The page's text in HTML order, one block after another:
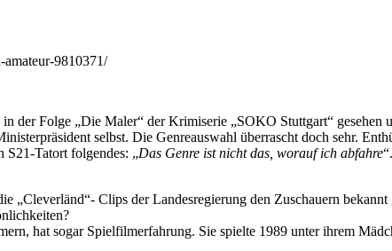
9810371/
der Folge „Die Maler“ der Krimiserie „SOKO Stuttgart“ gesehen
selbst. Die Genreauswahl überrascht doch sehr.
S21-Tatort folgendes: „Das Genre ist nicht das, worauf ich abfahre
„Cleverländ“- Clips der Landesregierung den Zuschauern
hat sogar Spielfilmerfahrung. Sie spielte 1989 unter ihrem